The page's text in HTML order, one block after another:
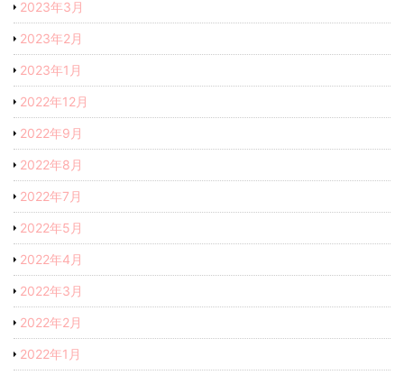
2023年3月
2023年2月
2023年1月
2022年12月
2022年9月
2022年8月
2022年7月
2022年5月
2022年4月
2022年3月
2022年2月
2022年1月